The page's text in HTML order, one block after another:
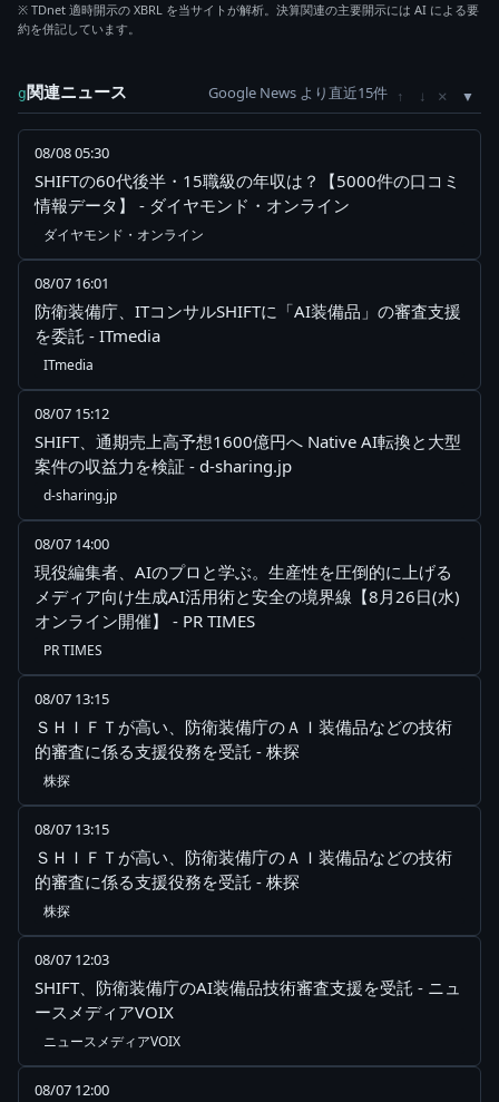
※ TDnet 適時開示の XBRL を当サイトが解析。決算関連の主要開示には AI による要
約を併記しています。
g関連ニュース Google News より直近15件 ↑ ↓ ×
08/08 05:30
SHIFTの60代後半・15職級の年収は？【5000件の口コミ
情報データ】 - ダイヤモンド・オンライン
ダイヤモンド・オンライン
08/07 16:01
防衛装備庁、ITコンサルSHIFTに「AI装備品」の審査支援
を委託 - ITmedia
ITmedia
08/07 15:12
SHIFT、通期売上高予想1600億円へ Native AI転換と大型
案件の収益力を検証 - d-sharing.jp
d-sharing.jp
08/07 14:00
現役編集者、AIのプロと学ぶ。生産性を圧倒的に上げる
メディア向け生成AI活用術と安全の境界線【8月26日(水)
オンライン開催】 - PR TIMES
PR TIMES
08/07 13:15
ＳＨＩＦＴが高い、防衛装備庁のＡＩ装備品などの技術
的審査に係る支援役務を受託 - 株探
株探
08/07 13:15
ＳＨＩＦＴが高い、防衛装備庁のＡＩ装備品などの技術
的審査に係る支援役務を受託 - 株探
株探
08/07 12:03
SHIFT、防衛装備庁のAI装備品技術審査支援を受託 - ニュ
ースメディアVOIX
ニュースメディアVOIX
08/07 12:00